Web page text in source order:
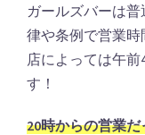
ガールズバーは
律や条例で営業
店によっては午
す！
20時からの営業